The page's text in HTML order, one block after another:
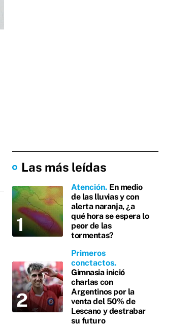
Las más leídas
Atención En medio
de las lluvias y con
alerta naranja, ¿a
qué hora se espera lo
peor de las
tormentas?
Primeros
conctactos
Gimnasia inició
charlas con
Argentinos por la
venta del 50% de
Lescano y destrabar
su futuro